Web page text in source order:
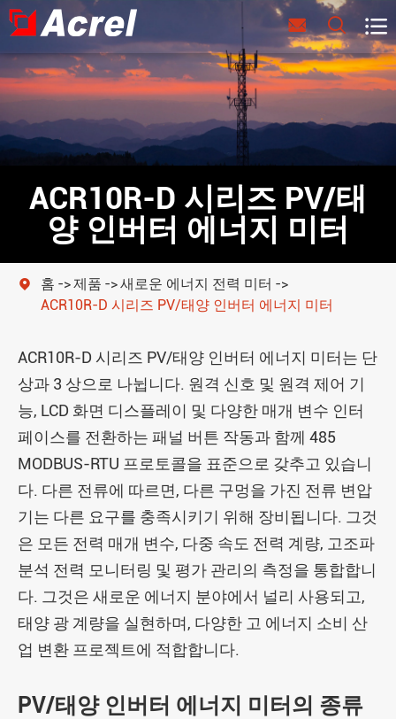
  
ACR10R-D 시리즈 PV/태
양 인버터 에너지 미터
 홈 제품
새로운 에너지 전력 미터
ACR10R-D 시리즈 PV/태양 인버터 에너지 미터
ACR10R-D 시리즈 PV/태양 인버터 에너지 미터는 단
상과 3 상으로 나뉩니다. 원격 신호 및 원격 제어 기
능, LCD 화면 디스플레이 및 다양한 매개 변수 인터
페이스를 전환하는 패널 버튼 작동과 함께 485
MODBUS-RTU 프로토콜을 표준으로 갖추고 있습니
다. 다른 전류에 따르면, 다른 구멍을 가진 전류 변압
기는 다른 요구를 충족시키기 위해 장비됩니다. 그것
은 모든 전력 매개 변수, 다중 속도 전력 계량, 고조파
분석 전력 모니터링 및 평가 관리의 측정을 통합합니
다. 그것은 새로운 에너지 분야에서 널리 사용되고,
태양 광 계량을 실현하며, 다양한 고 에너지 소비 산
업 변환 프로젝트에 적합합니다.
PV/태양 인버터 에너지 미터의 종류